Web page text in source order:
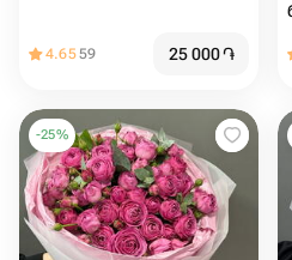
4.6559 25 000֏
-25%